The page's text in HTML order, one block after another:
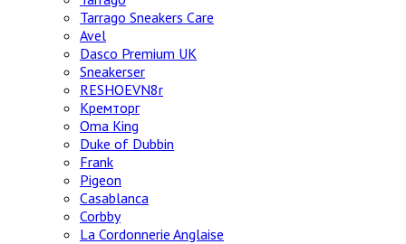
Tarrago Sneakers Care
Avel
Dasco Premium UK
Sneakerser
RESHOEVN8r
Кремторг
Oma King
Duke of Dubbin
Frank
Pigeon
Casablanca
Corbby
La Cordonnerie Anglaise